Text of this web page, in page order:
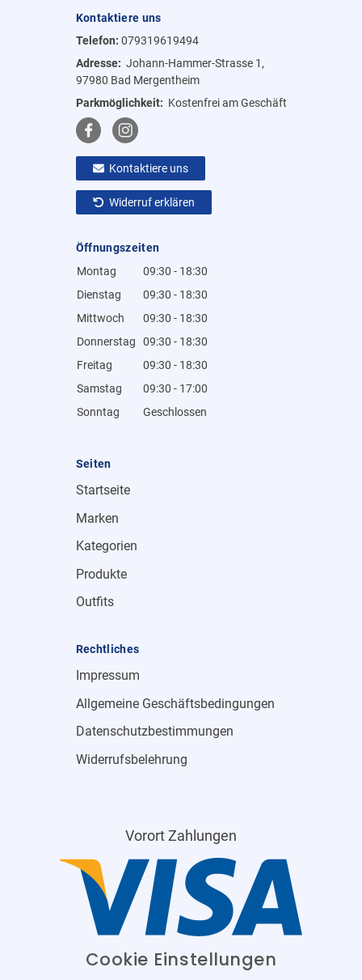
Kontaktiere uns
Telefon: 079319619494
Adresse: Johann-Hammer-Strasse 1,
97980 Bad Mergentheim
Parkmöglichkeit: Kostenfrei am Geschäft
Kontaktiere uns
Widerruf erklären
Öffnungszeiten
Montag
09:30 - 18:30
Dienstag
09:30 - 18:30
Mittwoch
09:30 - 18:30
Donnerstag
09:30 - 18:30
Freitag
09:30 - 18:30
Samstag
09:30 - 17:00
Sonntag
Geschlossen
Seiten
Startseite
Marken
Kategorien
Produkte
Outfits
Rechtliches
Impressum
Allgemeine Geschäftsbedingungen
Datenschutzbestimmungen
Widerrufsbelehrung
Vorort Zahlungen
Cookie Einstellungen